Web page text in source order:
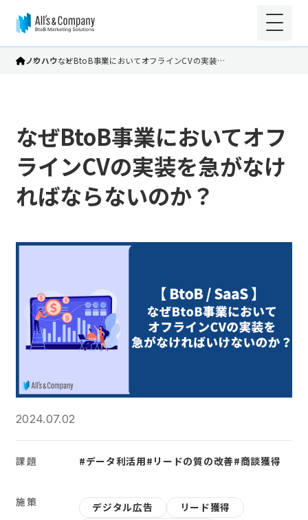
ノウハウなぜBtoB事業においてオフラインCVの実装…
なぜBtoB事業においてオフ
ラインCVの実装を急がなけ
ればならないのか？
2024.07.02
課題 #データ利活用#リードの質の改善#商談獲得
施策 デジタル広告
リード獲得